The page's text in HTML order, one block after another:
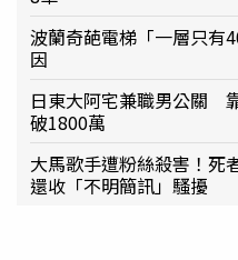
波蘭奇葩電梯「一層只
因
日東大阿宅兼職男公關
破1800萬
大馬歌手遭粉絲殺害！死
還收「不明簡訊」騷擾